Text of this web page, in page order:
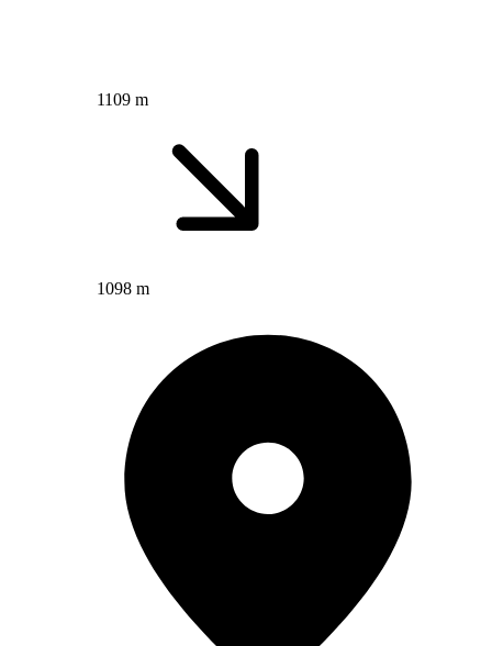
1109 m
1098 m